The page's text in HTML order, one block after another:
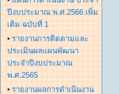
ปีงบประมาณ พ.ศ.2566 เพิ่ม
เติม ฉบับที่ 1
• รายงานการติดตามและ
ประเมินผลแผนพัฒนา
ประจำปีงบประมาณ
พ.ศ.2565
• รายงานผลการดำเนินงาน